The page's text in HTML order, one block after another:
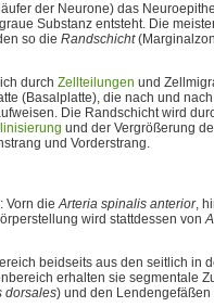
der Neurone) das
Substanz entsteht. Die
so die Randschicht
durch Zellteilungen und
(Basalplatte), die nach und
Die Randschicht wird
und der Vergrößerung
und Vorderstrang.
Vorn dieArteria spinalis anterior,
wird stattdessen von
beidseits aus den seitlich in
erhalten sie segmentale
dorsales) und den Lendengefäßen